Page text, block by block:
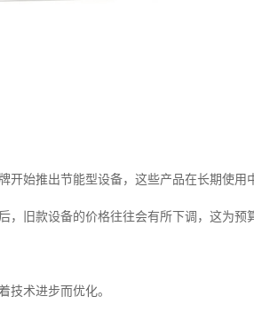
开始推出节能型设备，这些产品在长期使用
，旧款设备的价格往往会有所下调，这为预
技术进步而优化。